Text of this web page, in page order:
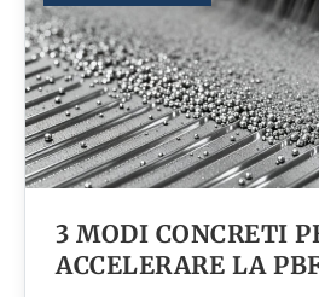
3 MODI CONCRETI
ACCELERARE LA